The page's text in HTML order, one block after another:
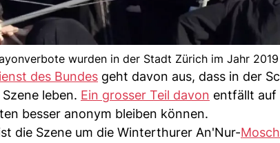
wurden in der Stadt Zürich im Jahr
des Bundes geht davon aus, dass in der
leben. Ein grosser Teil davon entfällt auf
besser anonym bleiben können.
die Szene um die Winterthurer An'Nur-